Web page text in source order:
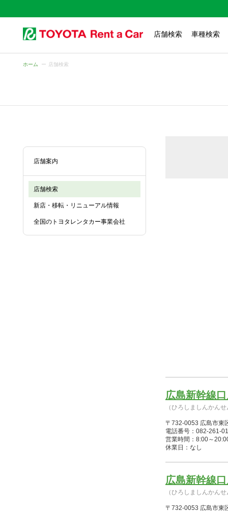
店舗検索 車種検索
ホーム 店舗検索
店舗案内
店舗検索
新店・移転・リニューアル情報
全国のトヨタレンタカー事業会社
広島新幹線
（ひろしましんかん
〒732-0053 広島市東
電話番号：082-261-
営業時間：8:00～
休業日：なし
広島新幹線
（ひろしましんかん
〒732-0053 広島市東